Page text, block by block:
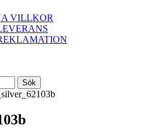
VILLKOR
Sök